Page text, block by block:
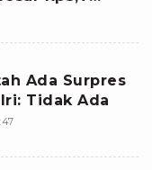
Ada Surpres
Tidak Ada